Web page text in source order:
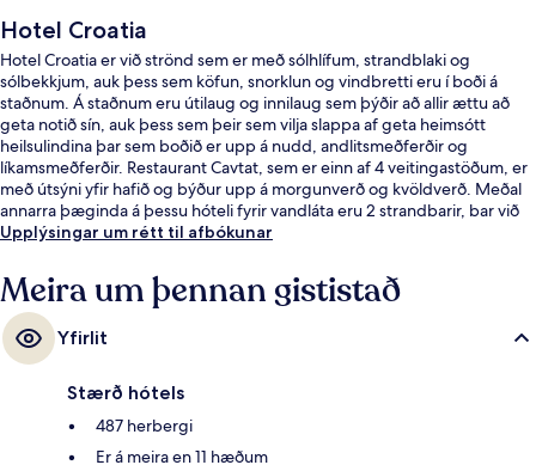
Hotel Croatia
Hotel Croatia er við strönd sem er með sólhlífum, strandblaki og
sólbekkjum, auk þess sem köfun, snorklun og vindbretti eru í boði á
staðnum. Á staðnum eru útilaug og innilaug sem þýðir að allir ættu að
geta notið sín, auk þess sem þeir sem vilja slappa af geta heimsótt
heilsulindina þar sem boðið er upp á nudd, andlitsmeðferðir og
líkamsmeðferðir. Restaurant Cavtat, sem er einn af 4 veitingastöðum, er
með útsýni yfir hafið og býður upp á morgunverð og kvöldverð. Meðal
annarra þæginda á þessu hóteli fyrir vandláta eru 2 strandbarir, bar við
sundlaugarbakkann og líkamsræktaraðstaða. Ferðamenn sem hafa
sem sérstaka kosti eru hjálpsamt starfsfólk og ástand gististaðarins
almennt.
Upplýsingar um rétt til afbókunar
Meira um þennan gististað
Yfirlit
Stærð hótels
487 herbergi
Er á meira en 11 hæðum